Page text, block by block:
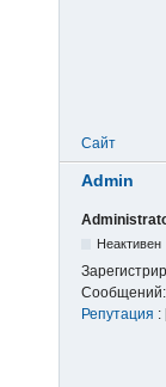
Сайт
Admin
Неактивен
Сообщений:
Репутация :